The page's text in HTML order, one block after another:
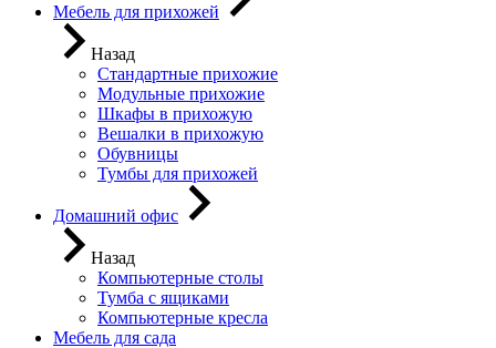
Мебель для прихожей
Назад
Стандартные прихожие
Модульные прихожие
Шкафы в прихожую
Вешалки в прихожую
Обувницы
Тумбы для прихожей
Домашний офис
Назад
Компьютерные столы
Тумба с ящиками
Компьютерные кресла
Мебель для сада